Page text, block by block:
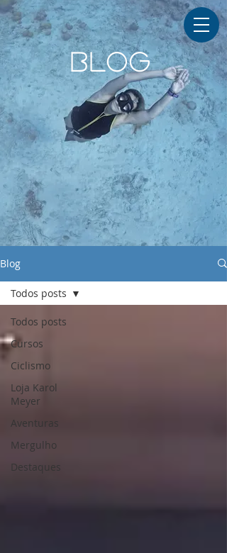
BLOG
Blog
Todos posts
Cursos
Ciclismo
Loja Karol
Meyer
Aventuras
Mergulho
Destaques
Todos posts